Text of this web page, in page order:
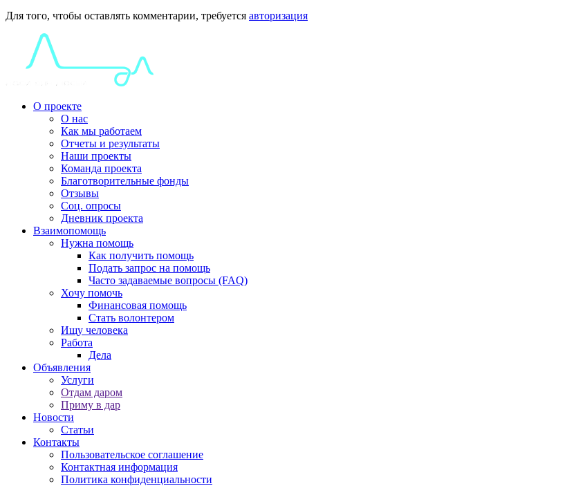
Для того, чтобы оставлять комментарии, требуется авторизация
О проекте
О нас
Как мы работаем
Отчеты и результаты
Наши проекты
Команда проекта
Благотворительные фонды
Отзывы
Соц. опросы
Дневник проекта
Взаимопомощь
Нужна помощь
Как получить помощь
Подать запрос на помощь
Часто задаваемые вопросы (FAQ)
Хочу помочь
Финансовая помощь
Стать волонтером
Ищу человека
Работа
Дела
Объявления
Услуги
Отдам даром
Приму в дар
Новости
Статьи
Контакты
Пользовательское соглашение
Контактная информация
Политика конфиденциальности